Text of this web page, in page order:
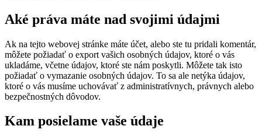
Aké práva máte nad svojimi údajmi
Ak na tejto webovej stránke máte účet, alebo ste tu pridali komentár,
môžete požiadať o export vašich osobných údajov, ktoré o vás
ukladáme, včetne údajov, ktoré ste nám poskytli. Môžete tak isto
požiadať o vymazanie osobných údajov. To sa ale netýka údajov,
ktoré o vás musíme uchovávať z administratívnych, právnych alebo
bezpečnostných dôvodov.
Kam posielame vaše údaje